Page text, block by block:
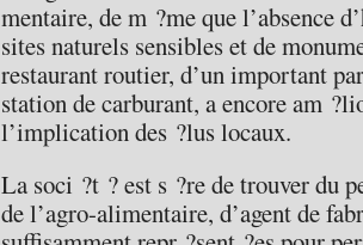
mentaire, de m ?me que l’absence
sites naturels sensibles et de
restaurant routier, d’un important
station de carburant, a encore am
l’implication des ?lus locaux.
La soci ?t ? est s ?re de trouver du
de l’agro-alimentaire, d’agent de